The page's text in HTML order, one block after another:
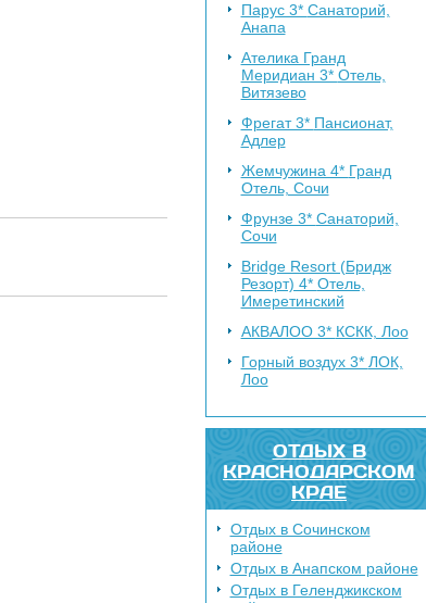
Парус 3* Санаторий,
Анапа
Ателика Гранд
Меридиан 3* Отель,
Витязево
Фрегат 3* Пансионат,
Адлер
Жемчужина 4* Гранд
Отель, Сочи
Фрунзе 3* Санаторий,
Сочи
Bridge Resort (Бридж
Резорт) 4* Отель,
Имеретинский
АКВАЛОО 3* КСКК, Лоо
Горный воздух 3* ЛОК,
Лоо
ОТДЫХ В
КРАСНОДАРСКОМ
КРАЕ
Отдых в Сочинском
районе
Отдых в Анапском районе
Отдых в Геленджикском